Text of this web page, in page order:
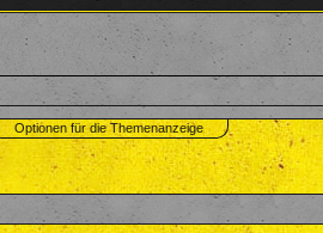
Optionen für die Themenanzeige